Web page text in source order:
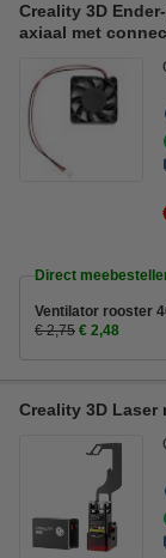
Creality 3D
axiaal met
Direct
Ventilator rooster
€ 2,75 € 2,48
Creality 3D Laser